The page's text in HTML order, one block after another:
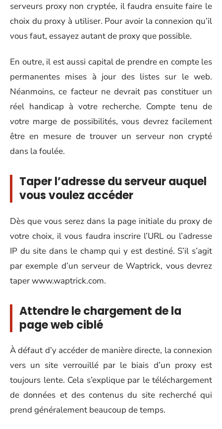
serveurs proxy non cryptée, il faudra ensuite faire le
choix du proxy à utiliser. Pour avoir la connexion qu’il
vous faut, essayez autant de proxy que possible.
En outre, il est aussi capital de prendre en compte les
permanentes mises à jour des listes sur le web.
Néanmoins, ce facteur ne devrait pas constituer un
réel handicap à votre recherche. Compte tenu de
votre marge de possibilités, vous devrez facilement
être en mesure de trouver un serveur non crypté
dans la foulée.
Taper l’adresse du serveur auquel
vous voulez accéder
Dès que vous serez dans la page initiale du proxy de
votre choix, il vous faudra inscrire l’URL ou l’adresse
IP du site dans le champ qui y est destiné. S’il s’agit
par exemple d’un serveur de Waptrick, vous devrez
taper www.waptrick.com.
Attendre le chargement de la
page web ciblé
À défaut d’y accéder de manière directe, la connexion
vers un site verrouillé par le biais d’un proxy est
toujours lente. Cela s’explique par le téléchargement
de données et des contenus du site recherché qui
prend généralement beaucoup de temps.